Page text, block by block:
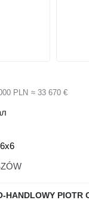
PLN ≈ 33 670 €
6x6
HANDLOWY PIOTR